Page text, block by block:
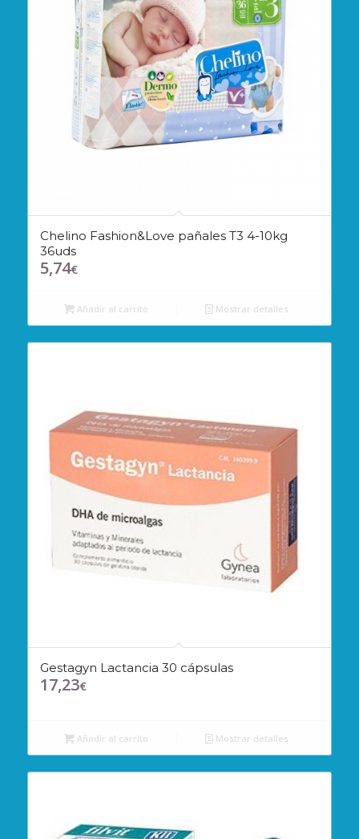
Chelino Fashion&Love pañales T3 4-10kg
36uds
5,74€
Añadir al carrito Mostrar detalles
Gestagyn Lactancia 30 cápsulas
17,23€
Añadir al carrito Mostrar detalles